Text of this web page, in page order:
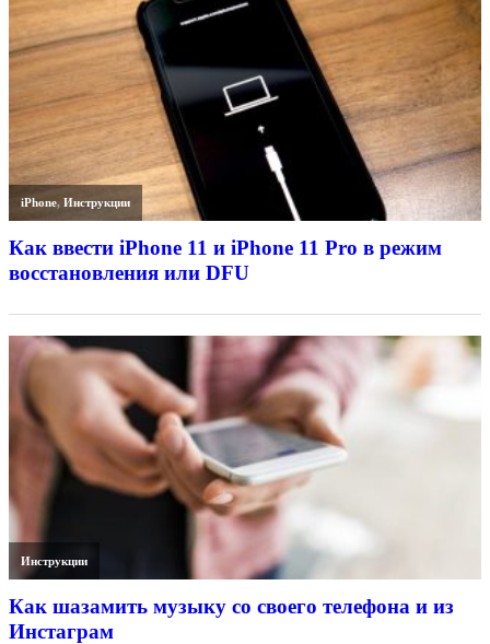
iPhone,Инструкции
Как ввести iPhone 11 и iPhone 11 Pro в режим
восстановления или DFU
Инструкции
Как шазамить музыку со своего телефона и из
Инстаграм